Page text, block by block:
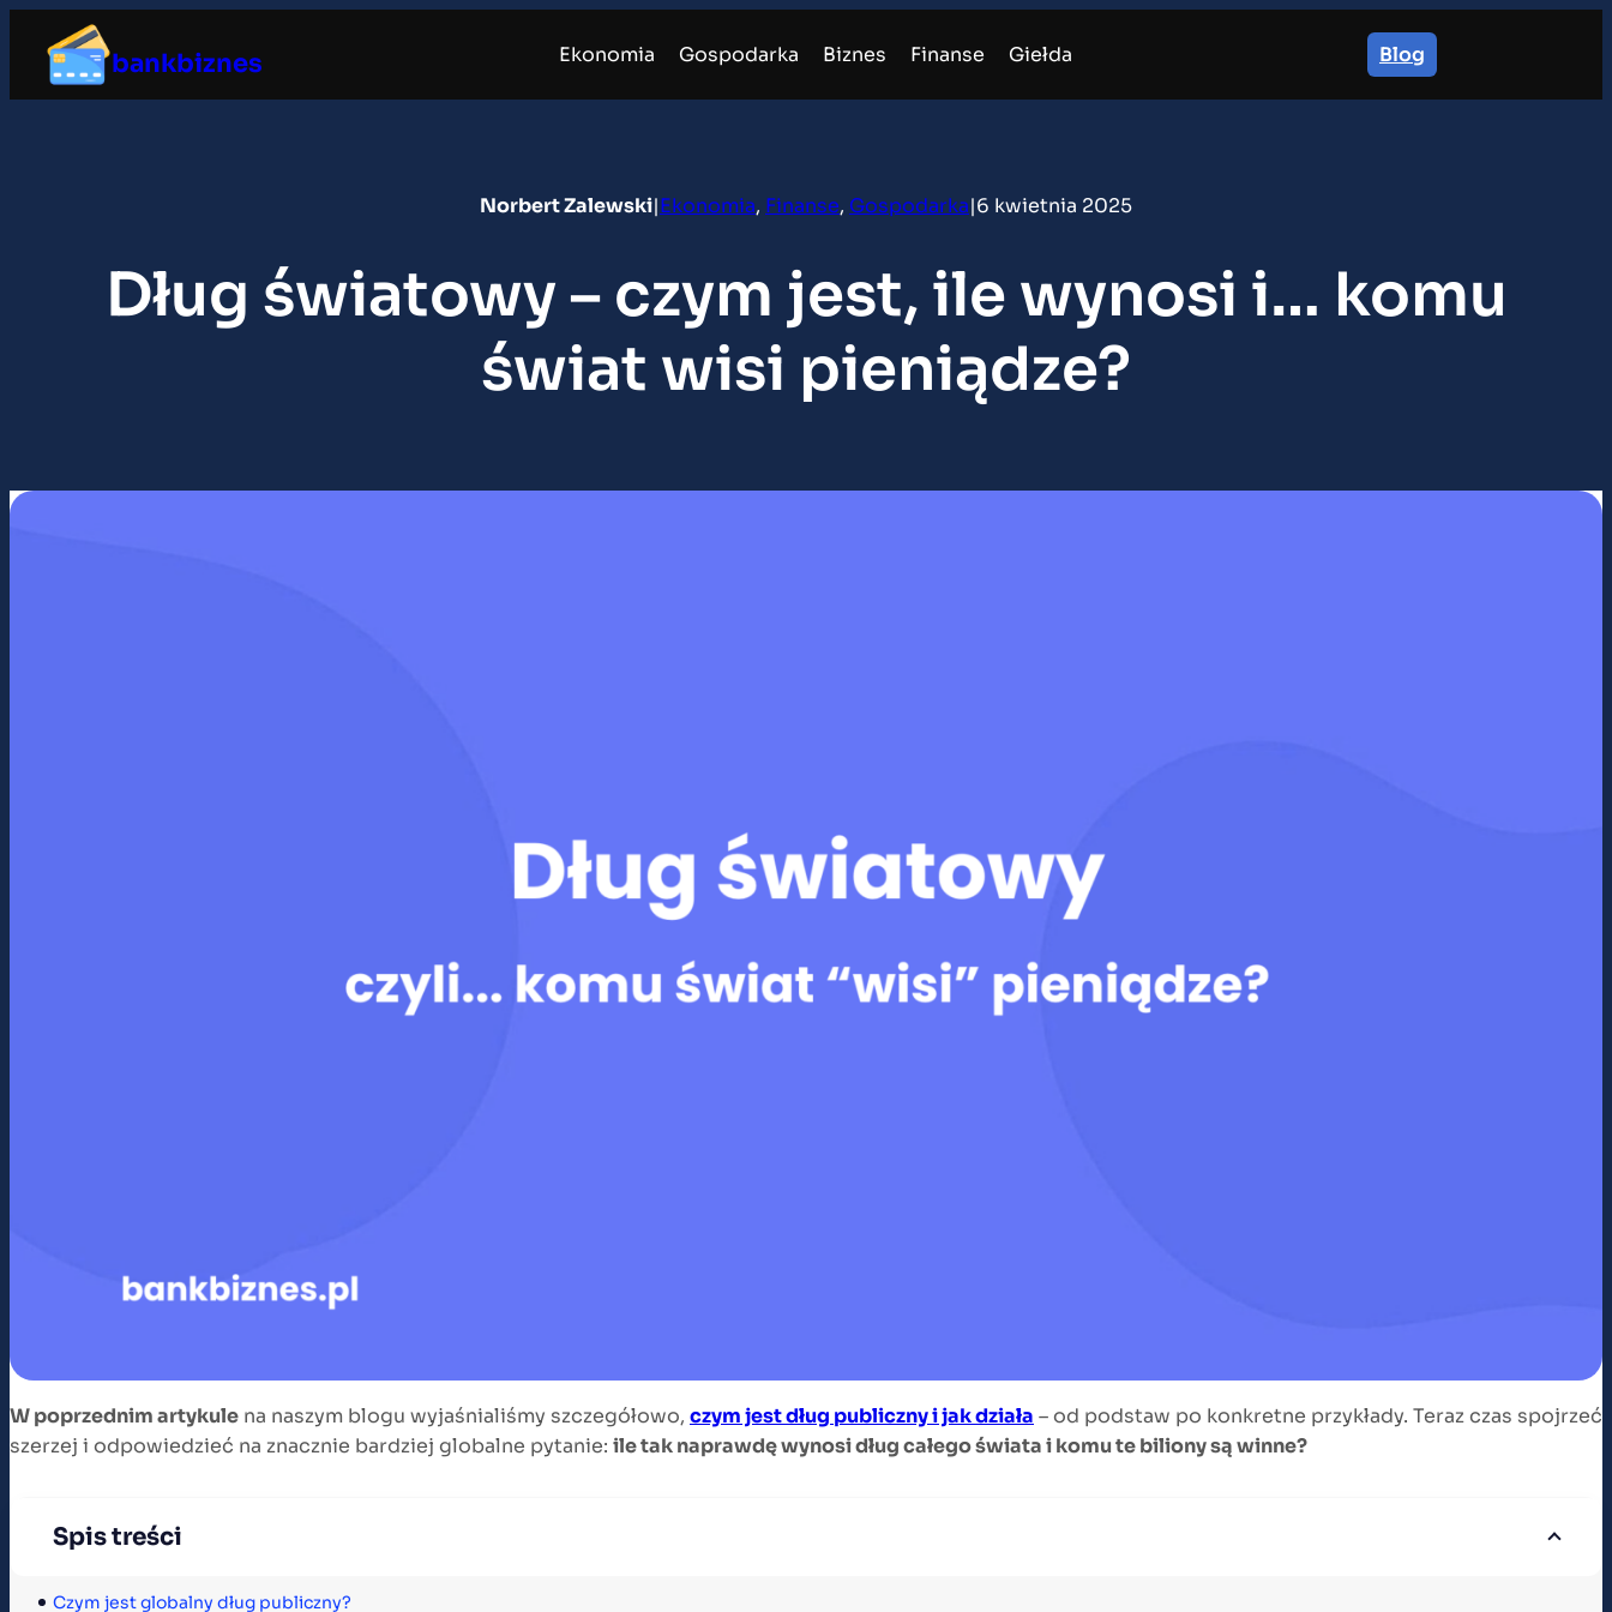
treści
bankbiznes Ekonomia Gospodarka Biznes Finanse Giełda Blog
Norbert Zalewski|Ekonomia, Finanse, Gospodarka|6 kwietnia 2025
Dług światowy – czym jest, ile wynosi i… komu
świat wisi pieniądze?
W poprzednim artykule na naszym blogu wyjaśnialiśmy szczegółowo, czym jest dług publiczny i jak działa – od podstaw po konkretne przykłady. Teraz czas spojrzeć
szerzej i odpowiedzieć na znacznie bardziej globalne pytanie: ile tak naprawdę wynosi dług całego świata i komu te biliony są winne?
Spis treści
Czym jest globalny dług publiczny?